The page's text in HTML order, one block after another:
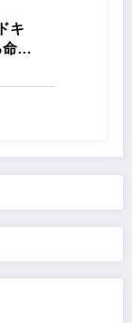
キ
の